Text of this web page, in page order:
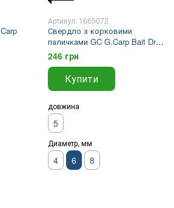
Артикул: 1665072
Свердло з корковими
паличками GC G.Carp Bait Drill
& Corks 6 мм
246 грн
Купити
довжина
5
Диаметр, мм
4 6 8